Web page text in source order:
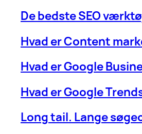
De bedste SEO
Hvad er Content
Hvad er Google
Hvad er Google
Long tail. Lange